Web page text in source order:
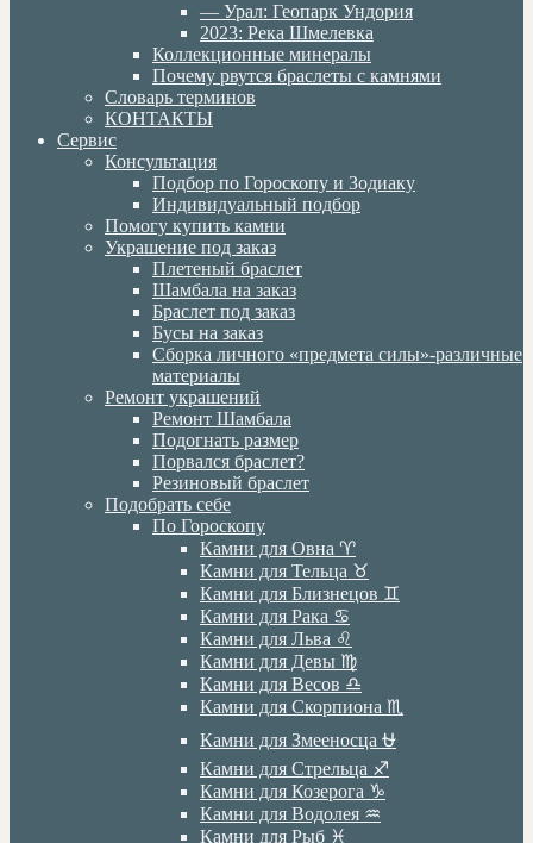
— Урал: Геопарк Ундория
2023: Река Шмелевка
Коллекционные минералы
Почему рвутся браслеты с камнями
Словарь терминов
КОНТАКТЫ
Сервис
Консультация
Подбор по Гороскопу и Зодиаку
Индивидуальный подбор
Помогу купить камни
Украшение под заказ
Плетеный браслет
Шамбала на заказ
Браслет под заказ
Бусы на заказ
Сборка личного «предмета силы»-различные
материалы
Ремонт украшений
Ремонт Шамбала
Подогнать размер
Порвался браслет?
Резиновый браслет
Подобрать себе
По Гороскопу
Камни для Овна ♈️
Камни для Тельца ♉️
Камни для Близнецов ♊️
Камни для Рака ♋️
Камни для Льва ♌️
Камни для Девы ♍️
Камни для Весов ♎️
Камни для Скорпиона ♏️
Камни для Змееносца ⛎
Камни для Стрельца ♐️
Камни для Козерога ♑️
Камни для Водолея ♒️
Камни для Рыб ♓️